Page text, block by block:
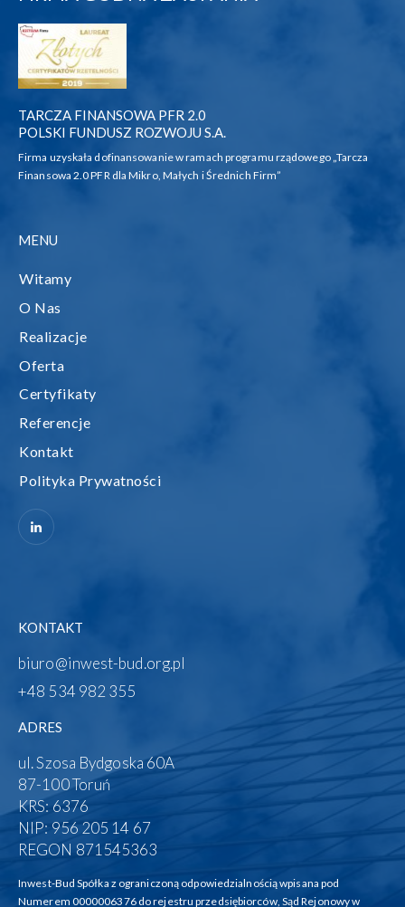
TARCZA FINANSOWA PFR 2.0
POLSKI FUNDUSZ ROZWOJU S.A.
Firma uzyskała dofinansowanie w ramach programu rządowego „Tarcza
Finansowa 2.0 PFR dla Mikro, Małych i Średnich Firm”
MENU
Witamy
O Nas
Realizacje
Oferta
Certyfikaty
Referencje
Kontakt
Polityka Prywatności
KONTAKT
biuro@inwest-bud.org.pl
+48 534 982 355‬
ADRES
ul. Szosa Bydgoska 60A
87-100 Toruń
KRS: 6376
NIP: 956 205 14 67
REGON 871545363
Inwest-Bud Spółka z ograniczoną odpowiedzialnością wpisana pod
Numerem 0000006376 do rejestru przedsiębiorców, Sąd Rejonowy w